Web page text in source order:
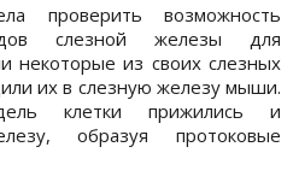
проверить возможность
слезной железы для
некоторые из своих слезных
их в слезную железу мыши.
клетки прижились и
образуя протоковые